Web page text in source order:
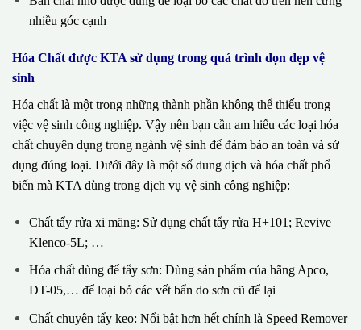
nhiều góc cạnh
Hóa Chất được KTA sử dụng trong quá trình dọn dẹp vệ
sinh
Hóa chất là một trong những thành phần không thể thiếu trong
việc vệ sinh công nghiệp. Vậy nên bạn cần am hiểu các loại hóa
chất chuyên dụng trong ngành vệ sinh để đảm bảo an toàn và sử
dụng đúng loại. Dưới đây là một số dung dịch và hóa chất phổ
biến mà KTA dùng trong dịch vụ vệ sinh công nghiệp:
Chất tẩy rửa xi măng: Sử dụng chất tẩy rửa H+101; Revive
Klenco-5L; …
Hóa chất dùng để tẩy sơn: Dùng sản phẩm của hãng Apco,
DT-05,… để loại bỏ các vết bẩn do sơn cũ để lại
Chất chuyên tẩy keo: Nổi bật hơn hết chính là Speed Remover